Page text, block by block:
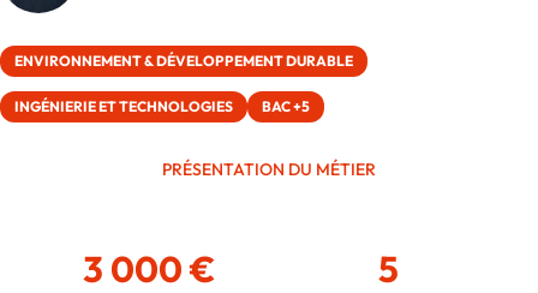
ENVIRONNEMENT & DÉVELOPPEMENT DURABLE
INGÉNIERIE ET TECHNOLOGIES BAC +5
PRÉSENTATION DU MÉTIER
3 000 € 5